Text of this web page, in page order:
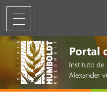
Vol. 18 Núm. 2 (2017)